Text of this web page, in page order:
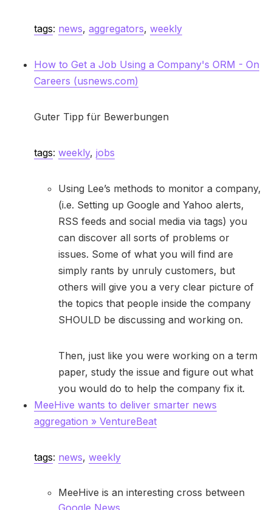
tags: news, aggregators, weekly
How to Get a Job Using a Company's ORM - On
Careers (usnews.com)
Guter Tipp für Bewerbungen
tags: weekly, jobs
Using Lee’s methods to monitor a company,
(i.e. Setting up Google and Yahoo alerts,
RSS feeds and social media via tags) you
can discover all sorts of problems or
issues. Some of what you will find are
simply rants by unruly customers, but
others will give you a very clear picture of
the topics that people inside the company
SHOULD be discussing and working on.
Then, just like you were working on a term
paper, study the issue and figure out what
you would do to help the company fix it.
MeeHive wants to deliver smarter news
aggregation » VentureBeat
tags: news, weekly
MeeHive is an interesting cross between